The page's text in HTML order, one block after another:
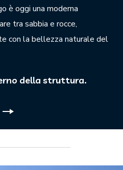
è oggi una moderna
tra sabbia e rocce,
con la bellezza naturale del
della struttura.